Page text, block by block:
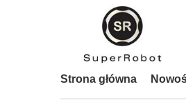
Strona główna